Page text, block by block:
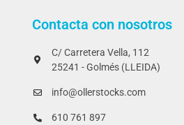
Contacta con nosotros
C/ Carretera Vella, 112
25241 - Golmés (LLEIDA)
info@ollerstocks.com
610 761 897